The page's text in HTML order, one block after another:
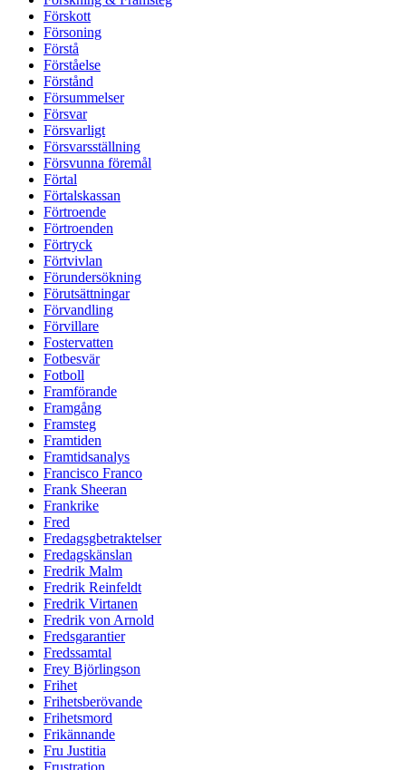
Förskott
Försoning
Förstå
Förståelse
Förstånd
Försummelser
Försvar
Försvarligt
Försvarsställning
Försvunna föremål
Förtal
Förtalskassan
Förtroende
Förtroenden
Förtryck
Förtvivlan
Förundersökning
Förutsättningar
Förvandling
Förvillare
Fostervatten
Fotbesvär
Fotboll
Framförande
Framgång
Framsteg
Framtiden
Framtidsanalys
Francisco Franco
Frank Sheeran
Frankrike
Fred
Fredagsgbetraktelser
Fredagskänslan
Fredrik Malm
Fredrik Reinfeldt
Fredrik Virtanen
Fredrik von Arnold
Fredsgarantier
Fredssamtal
Frey Björlingson
Frihet
Frihetsberövande
Frihetsmord
Frikännande
Fru Justitia
Frustration